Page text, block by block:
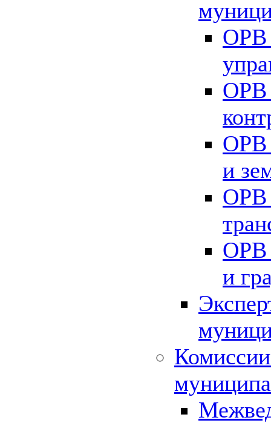
ОРВ
ОРВ
ОРВ
и
ОРВ
ОРВ
и